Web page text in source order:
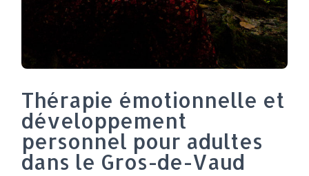
Thérapie émotionnelle et
développement
personnel pour adultes
dans le Gros-de-Vaud